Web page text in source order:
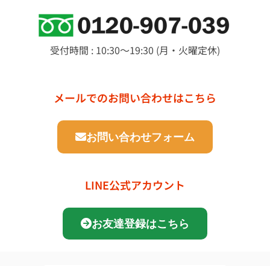
受付時間 : 10:30～19:30 (月・火曜定休)
メールでのお問い合わせはこちら
お問い合わせフォーム
LINE公式アカウント
お友達登録はこちら